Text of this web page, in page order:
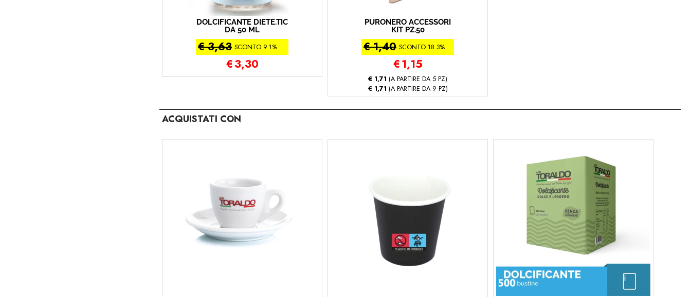
DOLCIFICANTE DIETE.TIC
DA 50 ML
€ 3,63 SCONTO 9.1%
€3,30
PURONERO ACCESSORI
KIT PZ.50
€ 1,40 SCONTO 18.3%
€1,15
€ 1,71 (A PARTIRE DA 5 PZ)
€ 1,71 (A PARTIRE DA 9 PZ)
ACQUISTATI CON